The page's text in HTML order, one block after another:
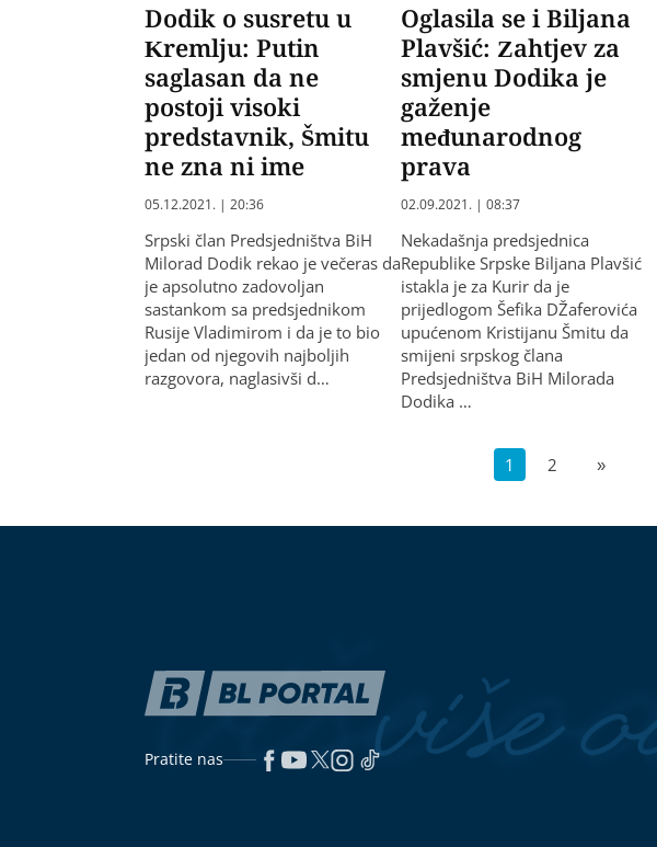
Dodik o susretu u
Kremlju: Putin
saglasan da ne
postoji visoki
predstavnik, Šmitu
ne zna ni ime
05.12.2021. | 20:36
Srpski član Predsjedništva BiH
Milorad Dodik rekao je večeras da
je apsolutno zadovoljan
sastankom sa predsjednikom
Rusije Vladimirom i da je to bio
jedan od njegovih najboljih
razgovora, naglasivši d…
Oglasila se i Biljana
Plavšić: Zahtjev za
smjenu Dodika je
gaženje
međunarodnog
prava
02.09.2021. | 08:37
Nekadašnja predsjednica
Republike Srpske Biljana Plavšić
istakla je za Kurir da je
prijedlogom Šefika DŽaferovića
upućenom Kristijanu Šmitu da
smijeni srpskog člana
Predsjedništva BiH Milorada
Dodika …
1 2 »
Pratite nas